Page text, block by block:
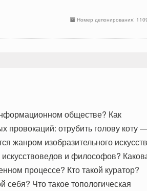
Номер депонирования:
обществе? Как
отрубить голову коту
жанром изобразительного
и философов?
процессе? Кто такой куратор?
Что такое топологическая